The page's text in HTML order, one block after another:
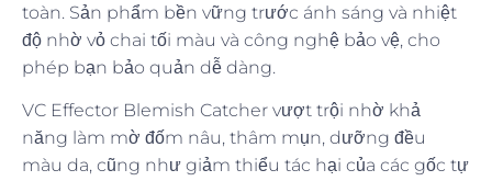
toàn. Sản phẩm bền vững trước ánh sáng và nhiệt
độ nhờ vỏ chai tối màu và công nghệ bảo vệ, cho
phép bạn bảo quản dễ dàng.
VC Effector Blemish Catcher vượt trội nhờ khả
năng làm mờ đốm nâu, thâm mụn, dưỡng đều
màu da, cũng như giảm thiểu tác hại của các gốc tự